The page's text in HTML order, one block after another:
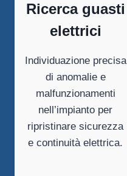
Ricerca guasti
elettrici
Individuazione precisa
di anomalie e
malfunzionamenti
nell’impianto per
ripristinare sicurezza
e continuità elettrica.